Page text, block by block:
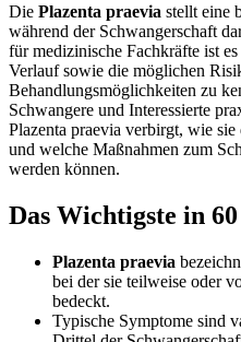
Die Plazenta praevia stellt eine
während der Schwangerschaft
für medizinische Fachkräfte ist
Verlauf sowie die möglichen
Behandlungsmöglichkeiten zu
Schwangere und Interessierte
Plazenta praevia verbirgt, wie
und welche Maßnahmen zum
werden können.
Das Wichtigste in
Plazenta praevia
bei der sie teilweise oder
bedeckt.
Typische Symptome sind